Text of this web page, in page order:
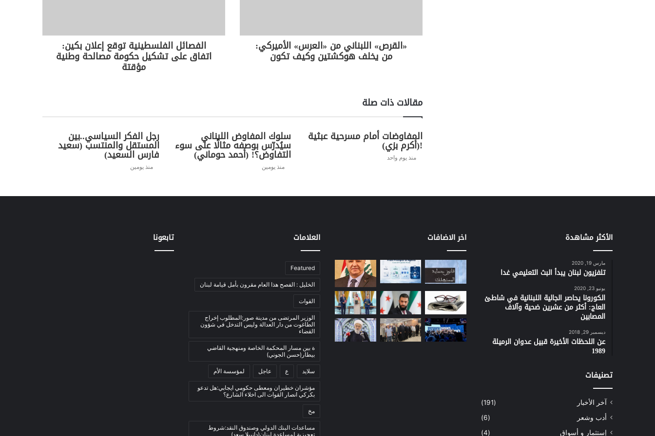
«القرص» اللبناني من «العرس» الأميركي:
من يخلف هوكشتين وكيف تكون
الفصائل الفلسطينية توقع إعلان بكين:
اتفاق على تشكيل حكومة مصالحة وطنية
مؤقتة
مقالات ذات صلة
المفاوضات أمام مسرحية عبثية
!(أكرم بزي)
منذ يوم واحد
سلوك المفاوض اللبناني
سيُدرّس بوصفه مثالًا على سوء
التفاوض؟! (أحمد حوماني)
منذ يومين
رجل الفكر السياسي..بين
المستقل والمنتسب (سعيد
فارس السعيد)
منذ يومين
الأكثر مشاهدة
مارس 19, 2020
تلفزيون لبنان يبدأ البث التعليمي غدا
يونيو 23, 2020
الكورونا يحاصر الجالية اللبنانية في شاطئ
العاج: أكثر من عشرين ضحية وآلاف
المصابين
ديسمبر 29, 2018
عن اللحظات الأخيرة قبيل عدوان الرميلة
1989
تصنيفات
آخر الأخبار
(191)
أدب وشعر
(6)
إستثمار و أسواق
(4)
اخر الاضافات العلامات
Featured
الخليل : الفصح هذا العام مقرون بأمل قيامة لبنان
القوات
الوزير المرتضى من مدينة صور:المطلوب إخراج
الطاغوت من دار العدالة وليس التدخل في شؤون
القضاء
ة بين مسار المحكمة الخاصة ومنهجية القاضي
بيطار(حسن الجوني)
سلايد ع عاجل لمؤسسة الأم
مؤشران خطيران ومعطى حكومي ايجابي:هل تدعو
بكركي انصار القوات الى اخلاء الشارع؟
مخ
مساعدات البنك الدولي وصندوق النقد:شروط
تعجيزية لمساعدة لبنان(دانييلا سعد)
تابعونا